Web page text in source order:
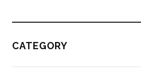
CATEGORY